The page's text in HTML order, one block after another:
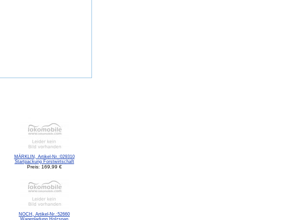
MÄRKLIN, Artikel-Nr.:029310
Startpackung Forstwirtschaft
Preis: 169,99 €
NOCH, Artikel-Nr.:52660
Wagenladung Holzspan